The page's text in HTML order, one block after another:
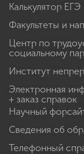
Калькулятор ЕГЭ
Факультеты и
Центр по
социальному
Институт
Электронная
+ заказ справок
Научный
Сведения об
Телефонный